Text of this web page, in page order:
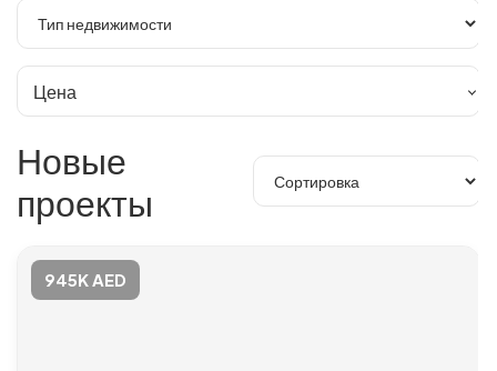
Цена
Новые
проекты
945K AED